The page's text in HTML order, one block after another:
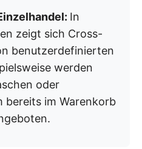
In
zeigt sich Cross-
benutzerdefinierten
werden
oder
bereits im Warenkorb